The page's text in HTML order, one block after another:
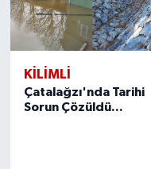
KILIMLI
Çatalağzı'nda Tarihi
Sorun Çözüldü...